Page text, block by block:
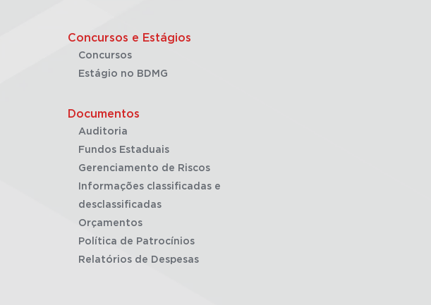
Concursos e Estágios
Concursos
Estágio no BDMG
Documentos
Auditoria
Fundos Estaduais
Gerenciamento de Riscos
Informações classificadas e
desclassificadas
Orçamentos
Política de Patrocínios
Relatórios de Despesas